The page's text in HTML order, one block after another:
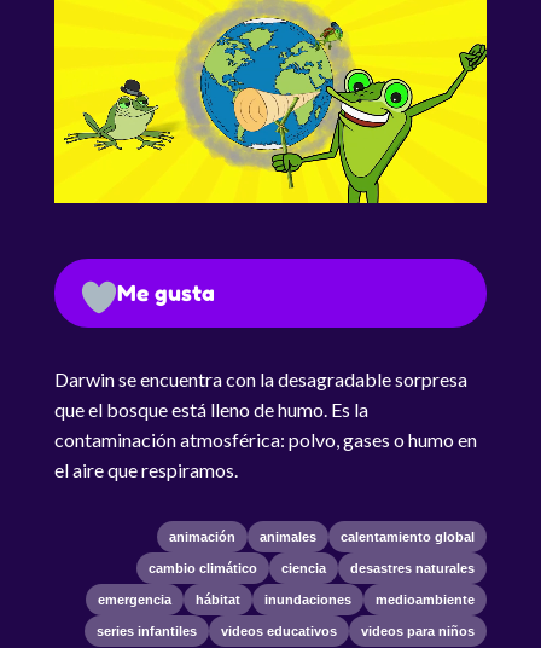
Me gusta
Darwin se encuentra con la desagradable sorpresa
que el bosque está lleno de humo. Es la
contaminación atmosférica: polvo, gases o humo en
el aire que respiramos.
animación animales calentamiento global
cambio climático ciencia desastres naturales
emergencia hábitat inundaciones medioambiente
series infantiles videos educativos videos para niños